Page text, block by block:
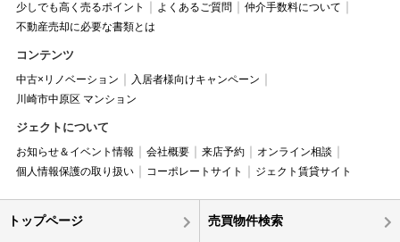
少しでも高く売るポイント
よくあるご質問
仲介手数料について
不動産売却に必要な書類とは
コンテンツ
中古×リノベーション
入居者様向けキャンペーン
川崎市中原区 マンション
ジェクトについて
お知らせ＆イベント情報 会社概要 来店予約
オンライン相談
個人情報保護の取り扱い
コーポレートサイト ジェクト賃貸サイト
トップページ 売買物件検索